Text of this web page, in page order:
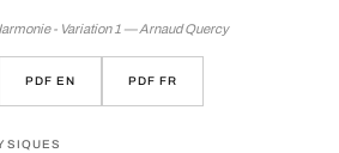
- Variation 1 — Arnaud Quercy
PDF EN PDF FR